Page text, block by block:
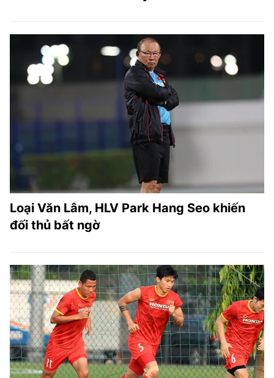
Loại Văn Lâm, HLV Park Hang Seo khiến
đối thủ bất ngờ